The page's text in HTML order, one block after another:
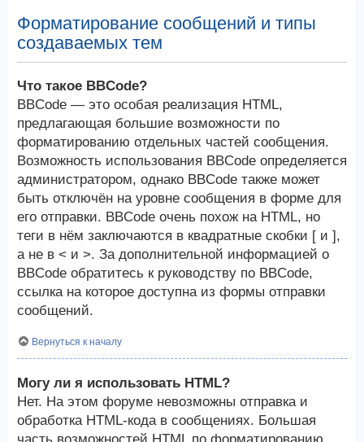
Форматирование сообщений и типы
создаваемых тем
Что такое BBCode?
BBCode — это особая реализация HTML,
предлагающая большие возможности по
форматированию отдельных частей сообщения.
Возможность использования BBCode определяется
администратором, однако BBCode также может
быть отключён на уровне сообщения в форме для
его отправки. BBCode очень похож на HTML, но
теги в нём заключаются в квадратные скобки [ и ],
а не в < и >. За дополнительной информацией о
BBCode обратитесь к руководству по BBCode,
ссылка на которое доступна из формы отправки
сообщений.
Вернуться к началу
Могу ли я использовать HTML?
Нет. На этом форуме невозможны отправка и
обработка HTML-кода в сообщениях. Большая